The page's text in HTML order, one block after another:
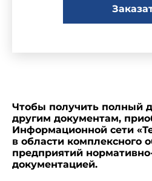
Чтобы получить полный
другим документам,
Информационной сети
в области комплексного
предприятий
документацией.